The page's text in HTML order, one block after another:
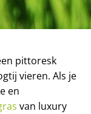
pittoresk
vieren. Als je
en
van luxury